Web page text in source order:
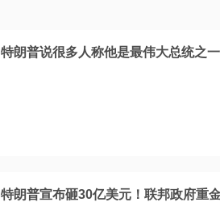
特朗普说很多人称他是最伟大总统之一
特朗普宣布砸30亿美元！联邦政府重